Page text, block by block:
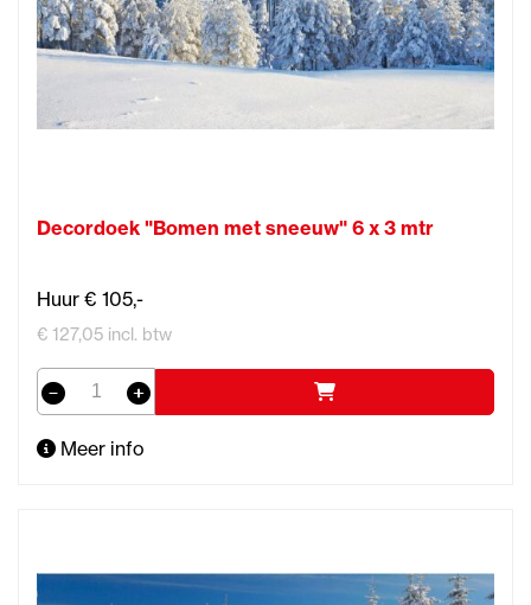
Decordoek "Bomen met sneeuw" 6 x 3 mtr
Huur € 105,-
€ 127,05 incl. btw
Meer info